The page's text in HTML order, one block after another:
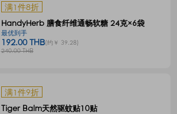
满1件8折
HandyHerb 膳食纤维通畅软糖 24克×6袋
最优到手
192.00 THB(约￥ 39.28)
240.00 THB
满1件9折
Tiger Balm天然驱蚊贴10贴